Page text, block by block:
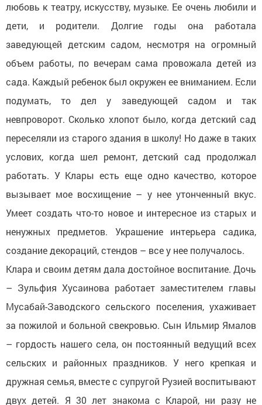
любовь к театру, искусству, музыке. Ее очень любили и
дети, и родители. Долгие годы она работала
заведующей детским садом, несмотря на огромный
объем работы, по вечерам сама провожала детей из
сада. Каждый ребенок был окружен ее вниманием. Если
подумать, то дел у заведующей садом и так
невпроворот. Сколько хлопот было, когда детский сад
переселяли из старого здания в школу! Но даже в таких
услових, когда шел ремонт, детский сад продолжал
работать. У Клары есть еще одно качество, которое
вызывает мое восхищение – у нее утонченный вкус.
Умеет создать что-то новое и интересное из старых и
ненужных предметов. Украшение интерьера садика,
создание декораций, стендов – все у нее получалось.
Клара и своим детям дала достойное воспитание. Дочь
– Зульфия Хусаинова работает заместителем главы
Мусабай-Заводского сельского поселения, ухаживает
за пожилой и больной свекровью. Сын Ильмир Ямалов
– гордость нашего села, он постоянный ведущий всех
сельских и районных праздников. У него крепкая и
дружная семья, вместе с супругой Рузией воспитывают
двух детей. Я 30 лет знакома с Кларой, ни разу не